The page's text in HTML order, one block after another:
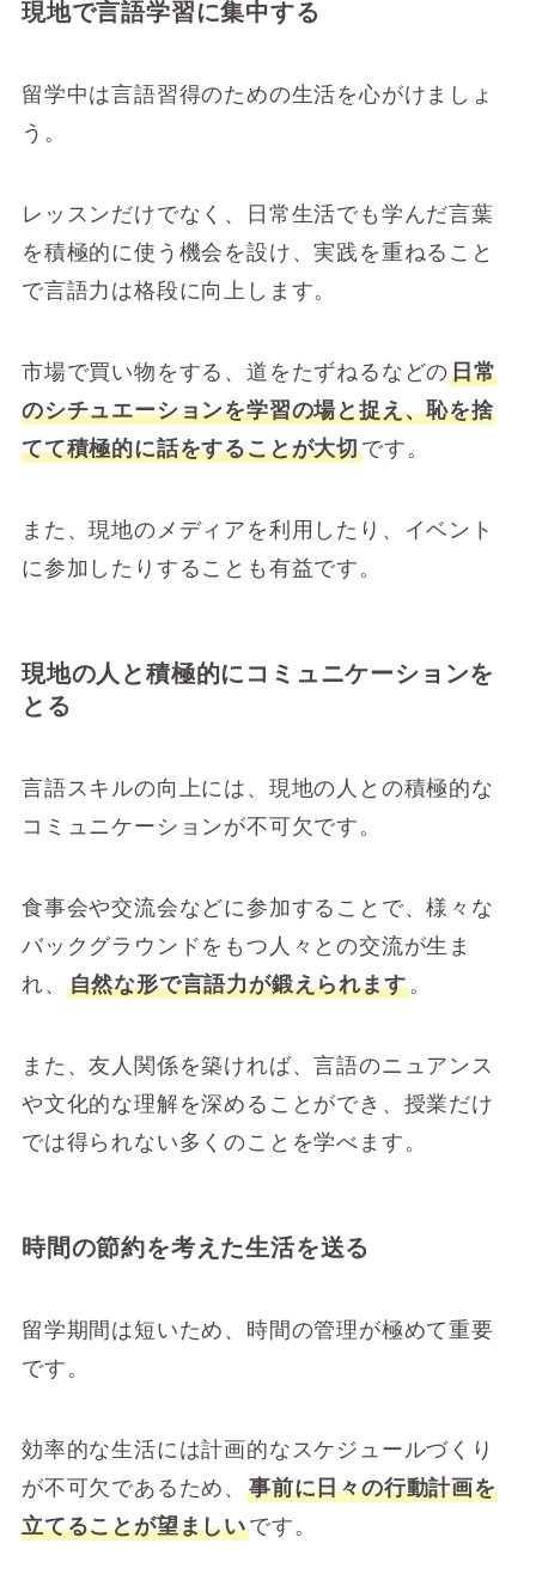
現地で言語学習に集中する
留学中は言語習得のための生活を心がけましょ
う。
レッスンだけでなく、日常生活でも学んだ言葉
を積極的に使う機会を設け、実践を重ねること
で言語力は格段に向上します。
市場で買い物をする、道をたずねるなどの日常
のシチュエーションを学習の場と捉え、恥を捨
てて積極的に話をすることが大切です。
また、現地のメディアを利用したり、イベント
に参加したりすることも有益です。
現地の人と積極的にコミュニケーションを
とる
言語スキルの向上には、現地の人との積極的な
コミュニケーションが不可欠です。
食事会や交流会などに参加することで、様々な
バックグラウンドをもつ人々との交流が生ま
れ、 自然な形で言語力が鍛えられます。
また、友人関係を築ければ、言語のニュアンス
や文化的な理解を深めることができ、授業だけ
では得られない多くのことを学べます。
時間の節約を考えた生活を送る
留学期間は短いため、時間の管理が極めて重要
です。
効率的な生活には計画的なスケジュールづくり
が不可欠であるため、 事前に日々の行動計画を
立てることが望ましいです。